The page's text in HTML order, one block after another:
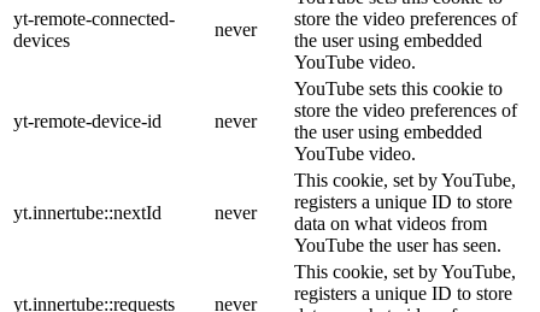
yt-remote-connected-
devices
never
store the video preferences of
the user using embedded
YouTube video.
yt-remote-device-id never
YouTube sets this cookie to
store the video preferences of
the user using embedded
YouTube video.
yt.innertube::nextId never
This cookie, set by YouTube,
registers a unique ID to store
data on what videos from
YouTube the user has seen.
yt.innertube::requests never
This cookie, set by YouTube,
registers a unique ID to store